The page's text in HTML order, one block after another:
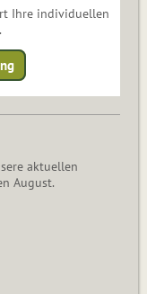
Ihre individuellen
aktuellen
August.